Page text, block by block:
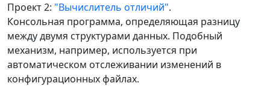
Проект 2: "Вычислитель отличий".
Консольная программа, определяющая разницу
между двумя структурами данных. Подобный
механизм, например, используется при
автоматическом отслеживании изменений в
конфигурационных файлах.